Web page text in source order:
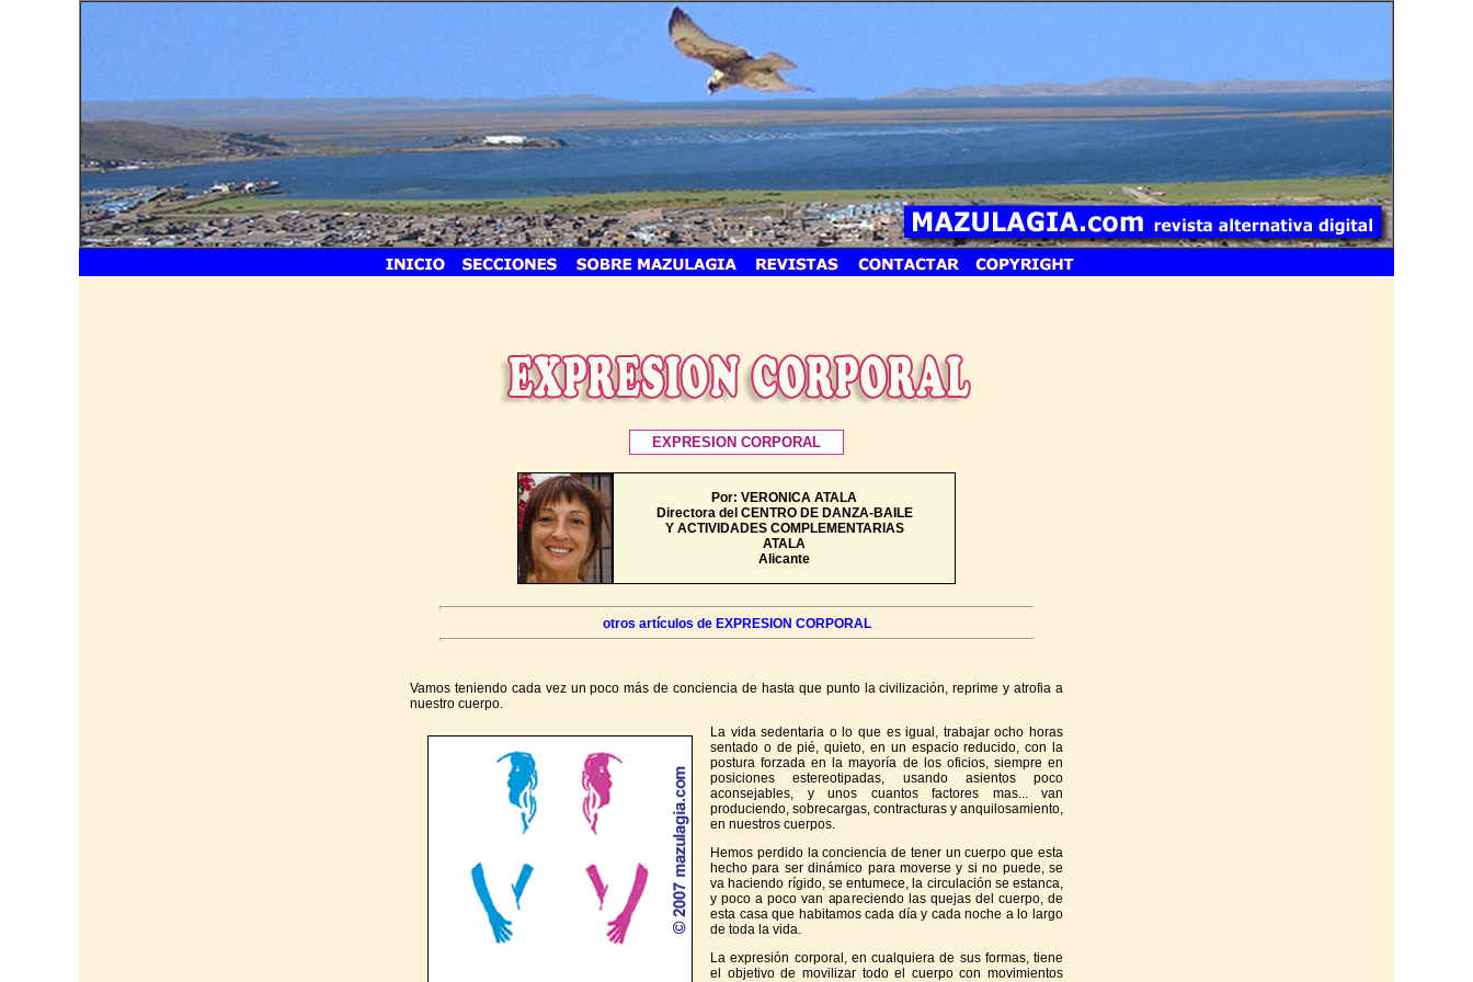
EXPRESION CORPORAL
Por: VERONICA ATALA
Directora del CENTRO DE DANZA-BAILE
Y ACTIVIDADES COMPLEMENTARIAS
ATALA
Alicante
otros artículos de EXPRESION CORPORAL
Vamos teniendo cada vez un poco más de conciencia de hasta que punto la civilización, reprime y atrofia a
nuestro cuerpo.
La vida sedentaria o lo que es igual, trabajar ocho horas
sentado o de pié, quieto, en un espacio reducido, con la
postura forzada en la mayoría de los oficios, siempre en
posiciones estereotipadas, usando asientos poco
aconsejables, y unos cuantos factores mas... van
produciendo, sobrecargas, contracturas y anquilosamiento,
en nuestros cuerpos.
Hemos perdido la conciencia de tener un cuerpo que esta
hecho para ser dinámico para moverse y si no puede, se
va haciendo rígido, se entumece, la circulación se estanca,
y poco a poco van apareciendo las quejas del cuerpo, de
esta casa que habitamos cada día y cada noche a lo largo
de toda la vida.
La expresión corporal, en cualquiera de sus formas, tiene
el objetivo de movilizar todo el cuerpo con movimientos